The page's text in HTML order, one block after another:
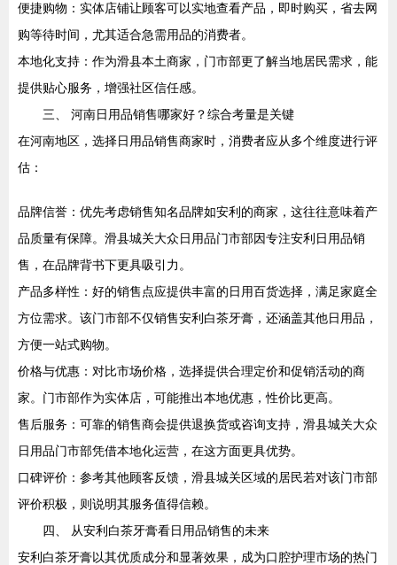
便捷购物：实体店铺让顾客可以实地查看产品，即时购买，省去网
购等待时间，尤其适合急需用品的消费者。
本地化支持：作为滑县本土商家，门市部更了解当地居民需求，能
提供贴心服务，增强社区信任感。
三、 河南日用品销售哪家好？综合考量是关键
在河南地区，选择日用品销售商家时，消费者应从多个维度进行评
估：
品牌信誉：优先考虑销售知名品牌如安利的商家，这往往意味着产
品质量有保障。滑县城关大众日用品门市部因专注安利日用品销
售，在品牌背书下更具吸引力。
产品多样性：好的销售点应提供丰富的日用百货选择，满足家庭全
方位需求。该门市部不仅销售安利白茶牙膏，还涵盖其他日用品，
方便一站式购物。
价格与优惠：对比市场价格，选择提供合理定价和促销活动的商
家。门市部作为实体店，可能推出本地优惠，性价比更高。
售后服务：可靠的销售商会提供退换货或咨询支持，滑县城关大众
日用品门市部凭借本地化运营，在这方面更具优势。
口碑评价：参考其他顾客反馈，滑县城关区域的居民若对该门市部
评价积极，则说明其服务值得信赖。
四、 从安利白茶牙膏看日用品销售的未来
安利白茶牙膏以其优质成分和显著效果，成为口腔护理市场的热门